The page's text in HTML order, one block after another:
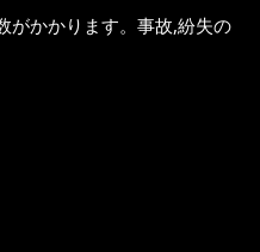
がかかります。事故,紛失の